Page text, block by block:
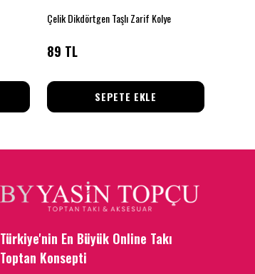
Çelik Dikdörtgen Taşlı Zarif Kolye
89 TL
SEPETE EKLE
Türkiye'nin En Büyük Online Takı
Toptan Konsepti